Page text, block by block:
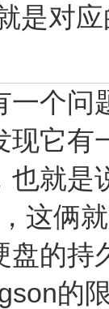
是对
一个问
现它有
也就是
这俩
盘的
的